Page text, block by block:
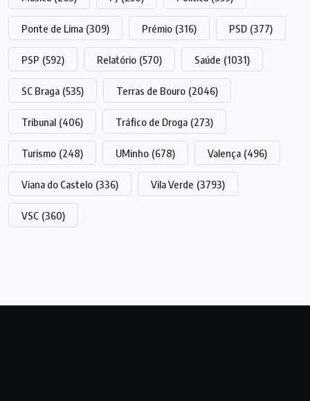
Ponte de Lima (309) Prémio (316) PSD (377)
PSP (592) Relatório (570) Saúde (1031)
SC Braga (535) Terras de Bouro (2046)
Tribunal (406) Tráfico de Droga (273)
Turismo (248) UMinho (678) Valença (496)
Viana do Castelo (336) Vila Verde (3793)
VSC (360)